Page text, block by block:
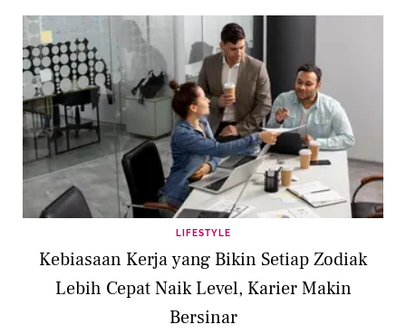
LIFESTYLE
Kebiasaan Kerja yang Bikin Setiap Zodiak
Lebih Cepat Naik Level, Karier Makin
Bersinar